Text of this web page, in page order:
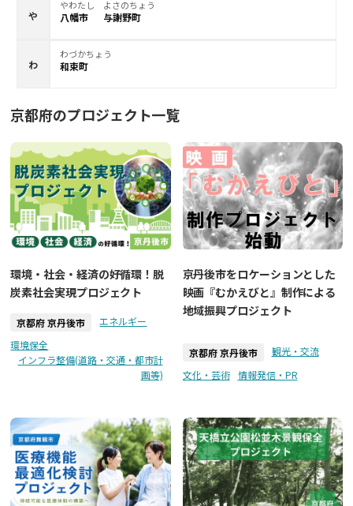
や
やわたし
八幡市
よさのちょう
与謝野町
わ
わづかちょう
和束町
京都府のプロジェクト一覧
環境・社会・経済の好循環！脱
炭素社会実現プロジェクト
京都府 京丹後市
エネルギー
環境保全
インフラ整備(道路・交通・都市計
画等)
京丹後市をロケーションとした
映画『むかえびと』制作による
地域振興プロジェクト
京都府 京丹後市
観光・交流
文化・芸術
情報発信・PR